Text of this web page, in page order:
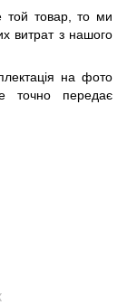
той товар, то ми
витрат з нашого
на фото
передає